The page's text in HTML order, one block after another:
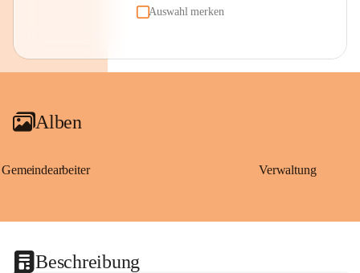
Auswahl merken
Alben
Gemeindearbeiter Verwaltung
Beschreibung